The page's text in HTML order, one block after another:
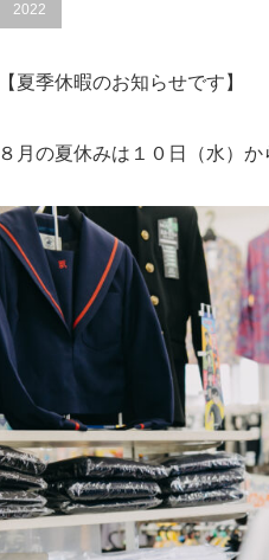
2022
【夏季休暇のお知らせです】
８月の夏休みは１０日（水）